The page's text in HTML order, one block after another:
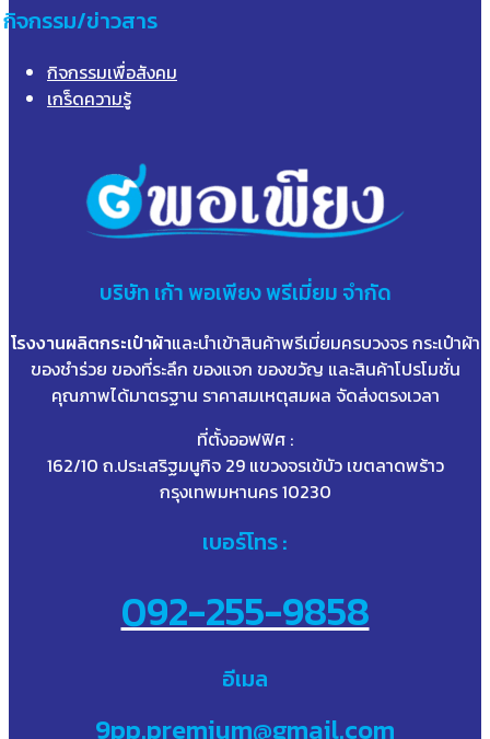
กิจกรรม/ข่าวสาร
กิจกรรมเพื่อสังคม
เกร็ดความรู้
บริษัท เก้าพอเพียง พรีเมี่ยม จำกัด
โรงงานผลิตกระเป๋าผ้าและนำเข้าสินค้าพรีเมี่ยมครบวงจร กระเป๋าผ้า
ของชำร่วย ของที่ระลึก ของแจก ของขวัญ และสินค้าโปรโมชั่น
คุณภาพได้มาตรฐาน ราคาสมเหตุสมผล จัดส่งตรงเวลา
ที่ตั้งออฟฟิศ :
162/10 ถ.ประเสริฐมนูกิจ 29 แขวงจรเข้บัว เขตลาดพร้าว
กรุงเทพมหานคร 10230
เบอร์โทร :
092-255-9858
อีเมล
9pp.premium@gmail.com